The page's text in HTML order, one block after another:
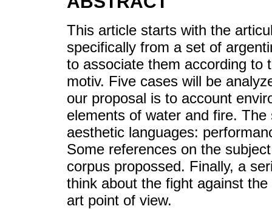
This article starts with the
specifically from a set of
to associate them according to
motiv. Five cases will be
our proposal is to account
elements of water and fire.
aesthetic languages:
Some references on the
corpus propossed. Finally, a
think about the fight against
art point of view.